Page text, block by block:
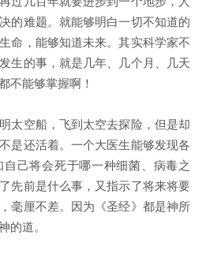
的难题。就能够明白一切不知道的
命，能够知道未来。其实科学家不
生的事，就是几年、几个月、几天
不能够掌握啊！
太空船，飞到太空去探险，但是却
是还活着。一个大医生能够发现各
己将会死于哪一种细菌、病毒之
先前是什么事，又指示了将来将要
毫厘不差。因为《圣经》都是神所
的道。